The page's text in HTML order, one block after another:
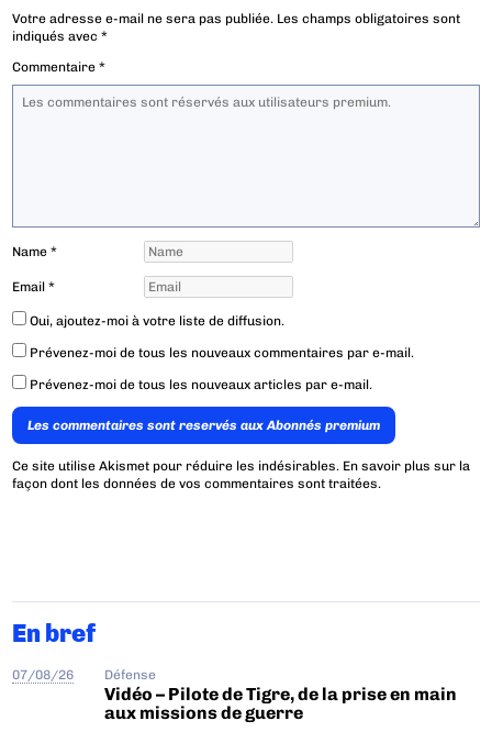
Votre adresse e-mail ne sera pas publiée. Les champs obligatoires sont
indiqués avec*
Commentaire*
Name*
Email*
Oui, ajoutez-moi à votre liste de diffusion.
Prévenez-moi de tous les nouveaux commentaires par e-mail.
Prévenez-moi de tous les nouveaux articles par e-mail.
Les commentaires sont reservés aux Abonnés premium
Ce site utilise Akismet pour réduire les indésirables. En savoir plus sur la
façon dont les données de vos commentaires sont traitées.
En bref
07/08/26 Défense
Vidéo – Pilote de Tigre, de la prise en main
aux missions de guerre